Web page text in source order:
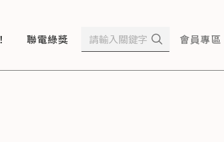
聯電綠獎 會員專區